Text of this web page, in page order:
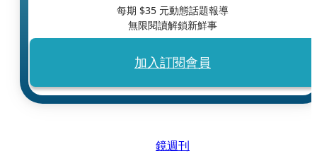
每期 $35 元動態話題報導
無限閱讀解鎖新鮮事
加入訂閱會員
鏡週刊